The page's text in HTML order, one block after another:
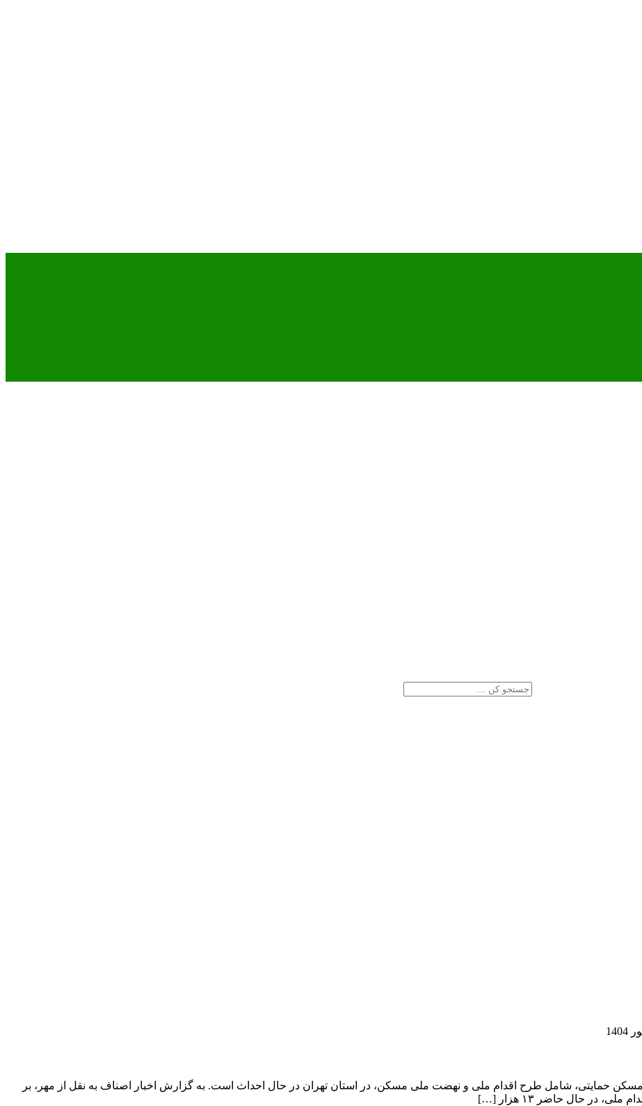
و شهرسازی نشان می‌دهد بیش از ۱۳ هزار واحد مسکن حمایتی، شامل طرح اقدام ملی و نهضت ملی مسکن، در استان تهران در حال احداث است. به گزارش اخبار اصناف به نقل از مهر، بر
در حال حاضر ۱۳ هزار […]